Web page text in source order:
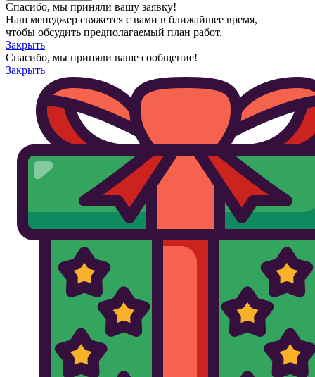
Спасибо, мы приняли вашу заявку!
Наш менеджер свяжется с вами в ближайшее время,
чтобы обсудить предполагаемый план работ.
Закрыть
Спасибо, мы приняли ваше сообщение!
Закрыть